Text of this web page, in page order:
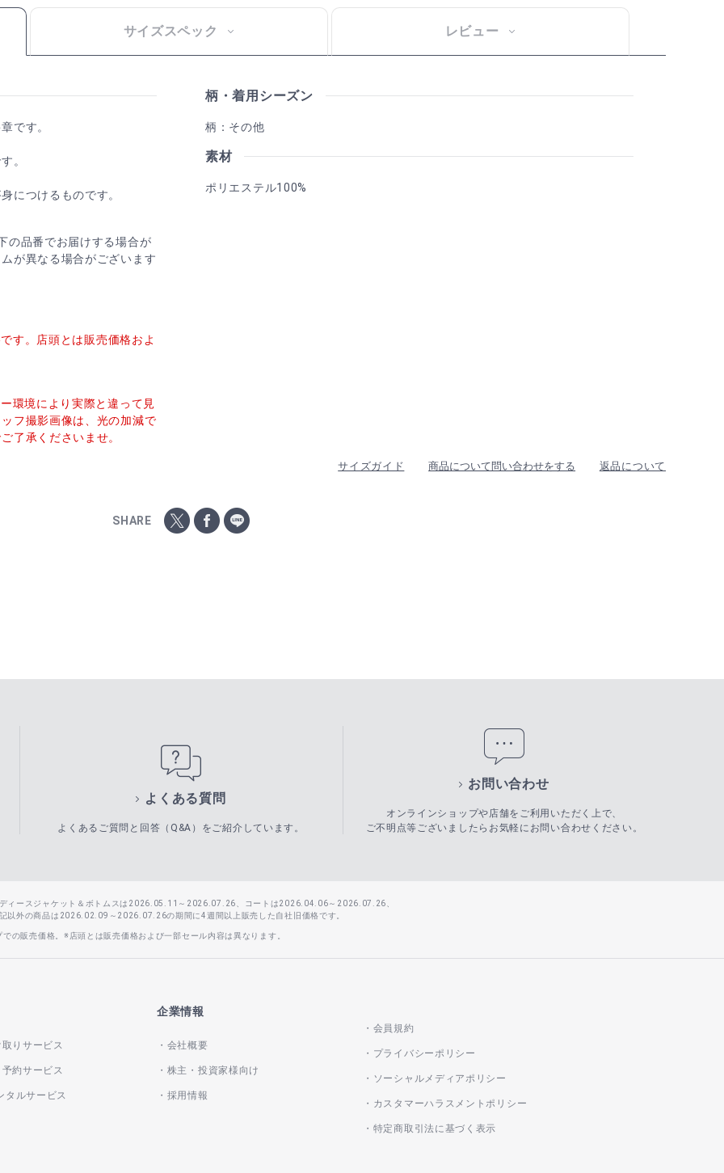
サイズスペック レビュー
です。
。
につけるものです。
の品番でお届けする場合が
が異なる場合がございます
す。店頭とは販売価格およ
環境により実際と違って見
フ撮影画像は、光の加減で
了承くださいませ。
柄・着用シーズン
柄：その他
素材
ポリエステル100%
サイズガイド 商品について問い合わせをする 返品について
SHARE
よくある質問
よくあるご質問と回答（Q&A）をご紹介しています。
お問い合わせ
オンラインショップや店舗をご利用いただく上で、
ご不明点等ございましたらお気軽にお問い合わせください。
ィースジャケット＆ボトムスは2026.05.11～2026.07.26、コートは2026.04.06～2026.07.26、
以外の商品は2026.02.09～2026.07.26の期間に4週間以上販売した自社旧価格です。
の販売価格。※店頭とは販売価格および一部セール内容は異なります。
りサービス
約サービス
タルサービス
企業情報
会社概要
株主・投資家様向け
採用情報
会員規約
プライバシーポリシー
ソーシャルメディアポリシー
カスタマーハラスメントポリシー
特定商取引法に基づく表示